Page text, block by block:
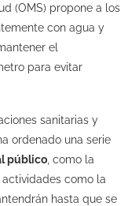
(OMS) propone a los
con agua y
el
para evitar
sanitarias y
ordenado una serie
público , como la
actividades como la
hasta que se